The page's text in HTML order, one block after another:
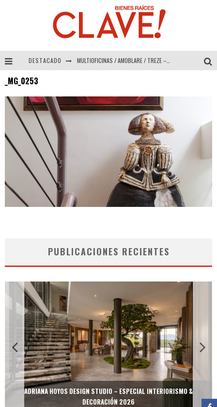
DESTACADO MULTIOFICINAS / AMOBLARE / TREZE – Especial Interiorismo & Decoración 2026
_MG_0253
PUBLICACIONES RECIENTES
ADRIANA HOYOS DESIGN STUDIO – ESPECIAL INTERIORISMO &
DECORACIÓN 2026